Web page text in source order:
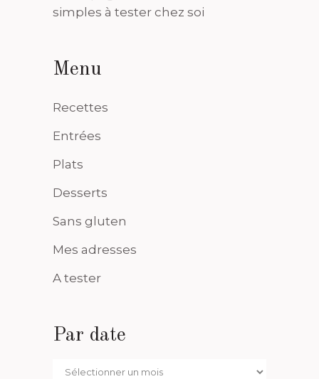
simples à tester chez soi
Menu
Recettes
Entrées
Plats
Desserts
Sans gluten
Mes adresses
A tester
Par date
Par